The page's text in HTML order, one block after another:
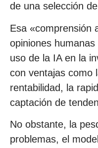
de una selección
Esa «comprensión
opiniones
uso de la IA en la
con ventajas como
rentabilidad, la
captación de
No obstante, la
problemas, el